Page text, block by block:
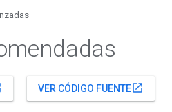
VER CÓDIGO FUENTEopen_in_new